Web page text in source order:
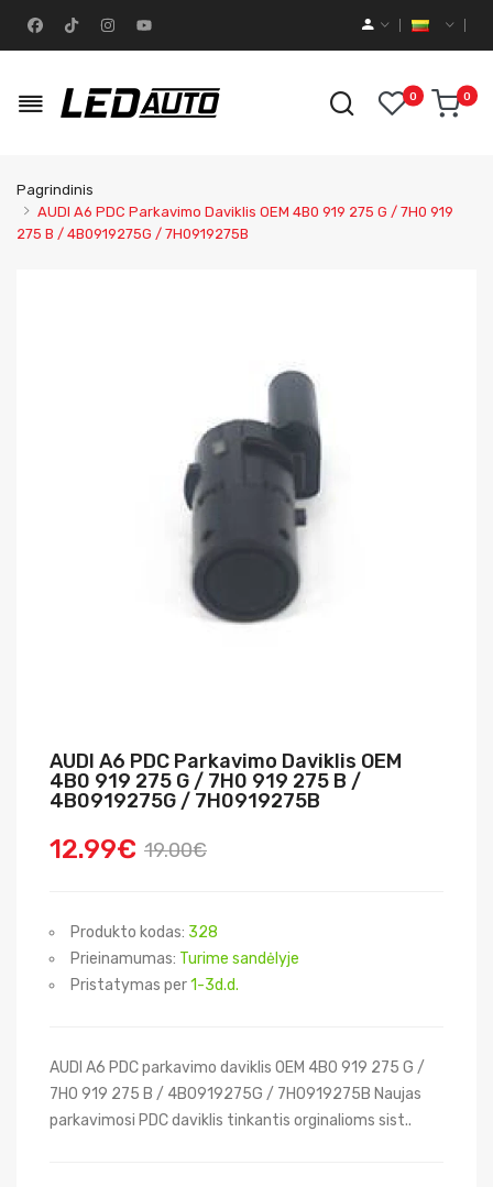
0 0
Pagrindinis
AUDI A6 PDC Parkavimo Daviklis OEM 4B0 919 275 G / 7H0 919
275 B / 4B0919275G / 7H0919275B
AUDI A6 PDC Parkavimo Daviklis OEM
4B0 919 275 G / 7H0 919 275 B /
4B0919275G / 7H0919275B
12.99€ 19.00€
Produkto kodas: 328
Prieinamumas: Turime sandėlyje
Pristatymas per1-3d.d.
AUDI A6 PDC parkavimo daviklis OEM 4B0 919 275 G /
7H0 919 275 B / 4B0919275G / 7H0919275B Naujas
parkavimosi PDC daviklis tinkantis orginalioms sist..